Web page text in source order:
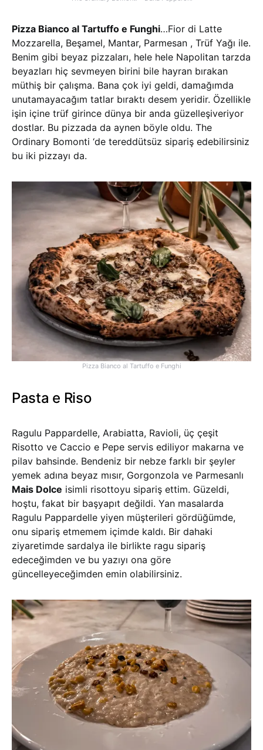
Pizza Bianco al Tartuffo e Funghi…Fior di Latte
Mozzarella, Beşamel, Mantar, Parmesan , Trüf Yağı ile.
Benim gibi beyaz pizzaları, hele hele Napolitan tarzda
beyazları hiç sevmeyen birini bile hayran bırakan
müthiş bir çalışma. Bana çok iyi geldi, damağımda
unutamayacağım tatlar bıraktı desem yeridir. Özellikle
işin içine trüf girince dünya bir anda güzelleşiveriyor
dostlar. Bu pizzada da aynen böyle oldu. The
Ordinary Bomonti ‘de tereddütsüz sipariş edebilirsiniz
bu iki pizzayı da.
Pizza Bianco al Tartuffo e Funghi
Pasta e Riso
Ragulu Pappardelle, Arabiatta, Ravioli, üç çeşit
Risotto ve Caccio e Pepe servis ediliyor makarna ve
pilav bahsinde. Bendeniz bir nebze farklı bir şeyler
yemek adına beyaz mısır, Gorgonzola ve Parmesanlı
Mais Dolce isimli risottoyu sipariş ettim. Güzeldi,
hoştu, fakat bir başyapıt değildi. Yan masalarda
Ragulu Pappardelle yiyen müşterileri gördüğümde,
onu sipariş etmemem içimde kaldı. Bir dahaki
ziyaretimde sardalya ile birlikte ragu sipariş
edeceğimden ve bu yazıyı ona göre
güncelleyeceğimden emin olabilirsiniz.